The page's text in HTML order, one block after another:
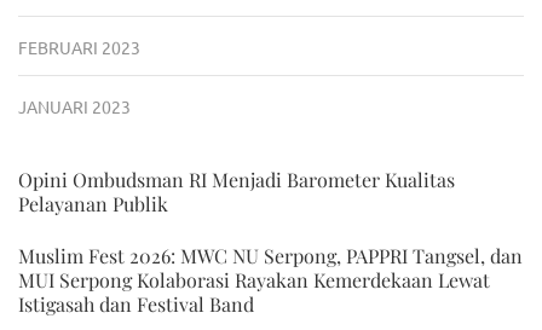
FEBRUARI 2023
JANUARI 2023
Opini Ombudsman RI Menjadi Barometer Kualitas
Pelayanan Publik
Muslim Fest 2026: MWC NU Serpong, PAPPRI Tangsel, dan
MUI Serpong Kolaborasi Rayakan Kemerdekaan Lewat
Istigasah dan Festival Band